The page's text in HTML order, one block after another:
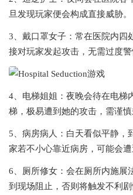
旦发现玩家便会构成直接威胁。
3、戴口罩女子：常在医院内四
接对玩家发起攻击，无需过度警
4、电梯姐姐：夜晚会待在电梯
梯，极易遭到她的攻击，需谨慎
5、病房病人：白天看似平静，
家若不小心靠近病房，可能会遭
6、厕所修女：会在厕所内施展
到现场阻止，否则将触发不利剧